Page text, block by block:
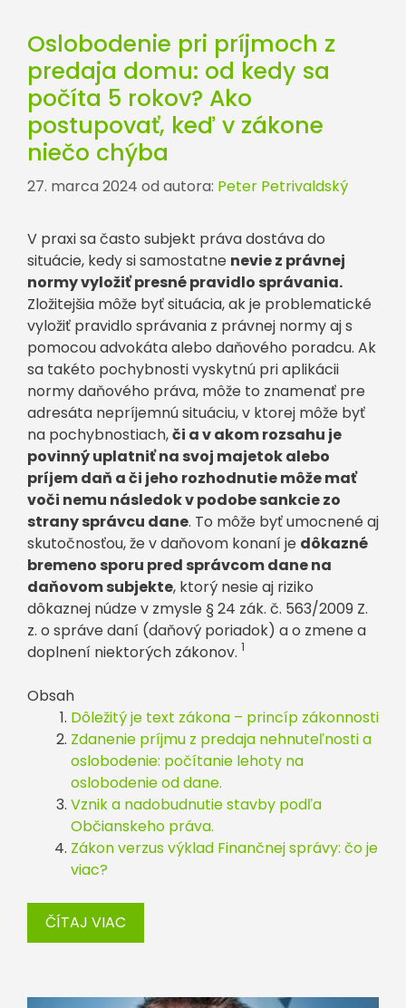
Oslobodenie pri príjmoch z
predaja domu: od kedy sa
počíta 5 rokov? Ako
postupovať, keď v zákone
niečo chýba
27. marca 2024 od autora: Peter Petrivaldský
V praxi sa často subjekt práva dostáva do
situácie, kedy si samostatne nevie z právnej
normy vyložiť presné pravidlo správania.
Zložitejšia môže byť situácia, ak je problematické
vyložiť pravidlo správania z právnej normy aj s
pomocou advokáta alebo daňového poradcu. Ak
sa takéto pochybnosti vyskytnú pri aplikácii
normy daňového práva, môže to znamenať pre
adresáta nepríjemnú situáciu, v ktorej môže byť
na pochybnostiach,či a v akom rozsahu je
povinný uplatniť na svoj majetok alebo
príjem daň a či jeho rozhodnutie môže mať
voči nemu následok v podobe sankcie zo
strany správcu dane. To môže byť umocnené aj
skutočnosťou, že v daňovom konaní je dôkazné
bremeno sporu pred správcom dane na
daňovom subjekte, ktorý nesie aj riziko
dôkaznej núdze v zmysle § 24 zák. č. 563/2009 Z.
z. o správe daní (daňový poriadok) a o zmene a
doplnení niektorých zákonov. 1
Obsah
Dôležitý je text zákona – princíp zákonnosti
Zdanenie príjmu z predaja nehnuteľnosti a
oslobodenie: počítanie lehoty na
oslobodenie od dane.
Vznik a nadobudnutie stavby podľa
Občianskeho práva.
Zákon verzus výklad Finančnej správy: čo je
viac?
ČÍTAJ VIAC